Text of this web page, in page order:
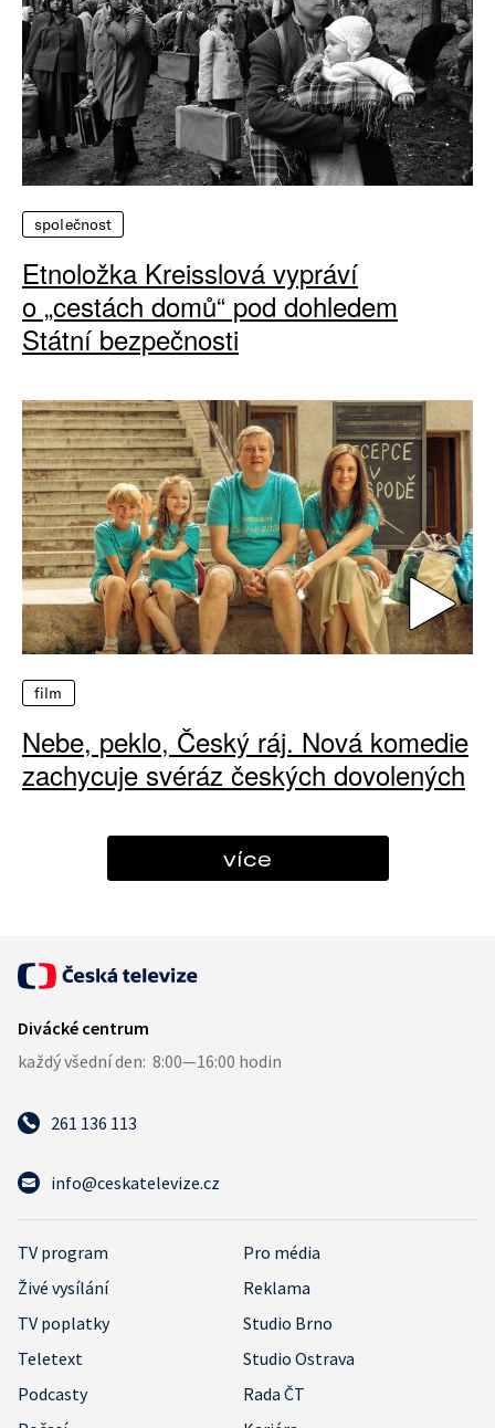
společnost
Etnoložka Kreisslová vypráví
o „cestách domů“ pod dohledem
Státní bezpečnosti
film
Nebe, peklo, Český ráj. Nová komedie
zachycuje svéráz českých dovolených
více
261 136 113
info@ceskatelevize.cz
TV program
Pro média
Živé vysílání
Reklama
TV poplatky
Studio Brno
Teletext
Studio Ostrava
Podcasty
Rada ČT